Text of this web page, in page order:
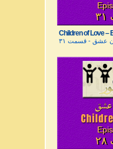
Children of Love –
عشق - قسمت ۳۱